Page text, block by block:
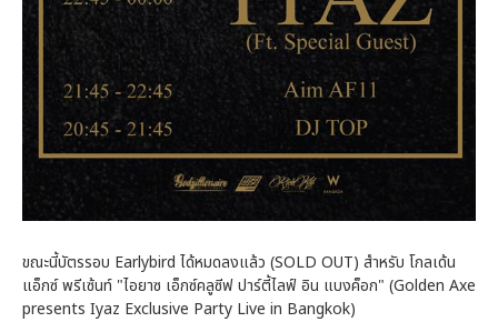
ขณะนี้บัตรรอบ Earlybird ได้หมดลงแล้ว (SOLD OUT) สำหรับ โกลเด้น
แอ็กซ์ พรีเซ้นท์ "ไอยาซ เอ็กซ์คลูซีฟ ปาร์ตี้ไลฟ์ อิน แบงค็อก" (Golden Axe
presents Iyaz Exclusive Party Live in Bangkok)